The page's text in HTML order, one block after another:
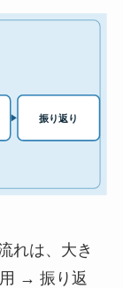
れは、大き
→ 振り返